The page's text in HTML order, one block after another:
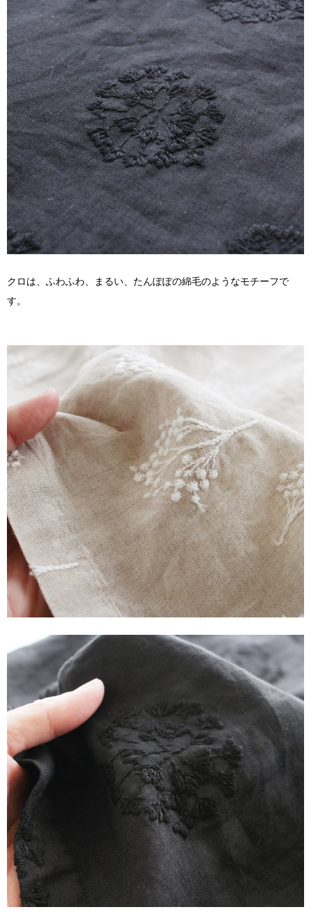
クロは、ふわふわ、まるい、たんぽぽの綿毛のようなモチーフで
す。